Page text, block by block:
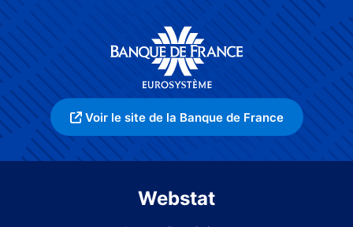
Voir le site de la Banque de France
Webstat